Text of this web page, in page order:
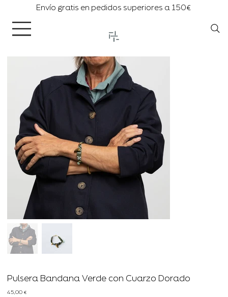
Envío gratis en pedidos superiores a 150€
Pulsera Bandana Verde con Cuarzo Dorado
Precio
45,00 €